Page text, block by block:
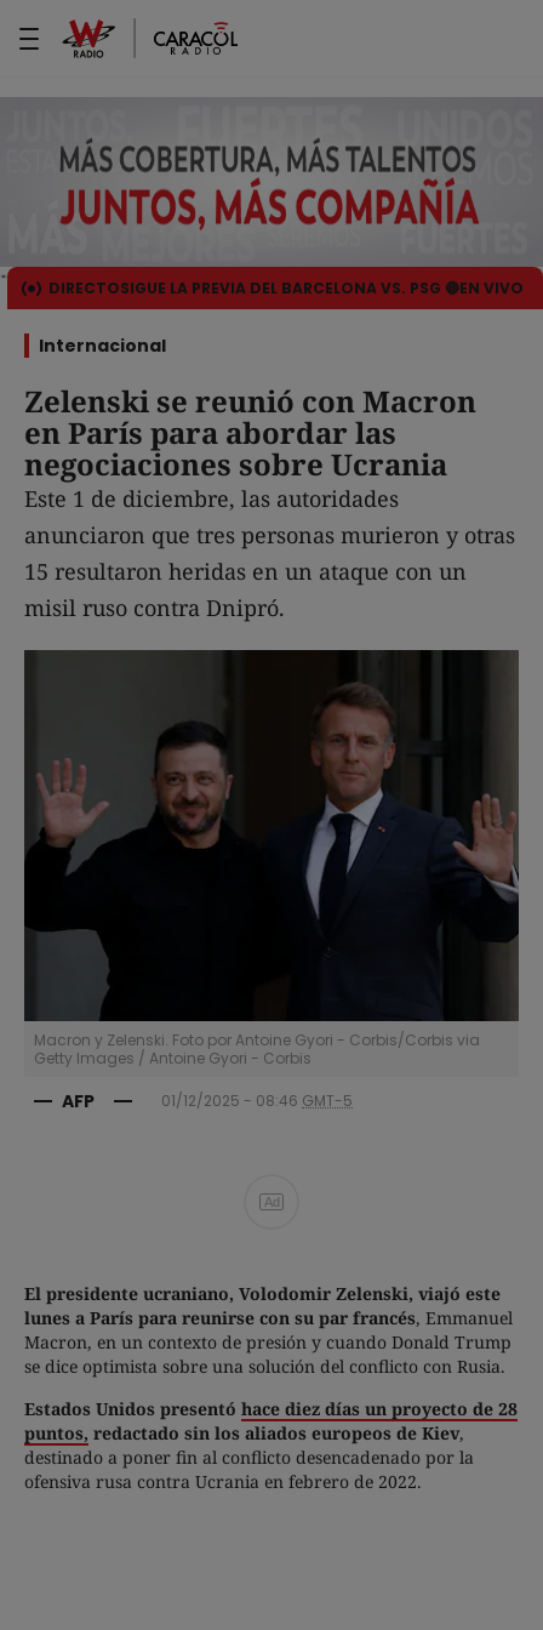
DIRECTOSIGUE LA PREVIA DEL BARCELONA VS. PSG 🔴EN VIVO
Internacional
Zelenski se reunió con Macron
en París para abordar las
negociaciones sobre Ucrania
Este 1 de diciembre, las autoridades
anunciaron que tres personas murieron y otras
15 resultaron heridas en un ataque con un
misil ruso contra Dnipró.
Macron y Zelenski. Foto por Antoine Gyori - Corbis/Corbis via
Getty Images / Antoine Gyori - Corbis
AFP 01/12/2025 - 08:46 GMT-5
Ad
El presidente ucraniano, Volodomir Zelenski, viajó este
lunes a París para reunirse con su par francés, Emmanuel
Macron, en un contexto de presión y cuando Donald Trump
se dice optimista sobre una solución del conflicto con Rusia.
Estados Unidos presentó hace diez días un proyecto de 28
puntos, redactado sin los aliados europeos de Kiev,
destinado a poner fin al conflicto desencadenado por la
ofensiva rusa contra Ucrania en febrero de 2022.